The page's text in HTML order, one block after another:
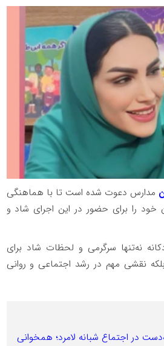
مدارس دعوت شده است تا با هماهنگی
خود را برای حضور در این اجرای شاد و
نه‌تنها سرگرمی و لحظات شاد برای
بلکه نقشی مهم در رشد اجتماعی و روانی
در اجتماع شبانه لامرد؛ همخوانی